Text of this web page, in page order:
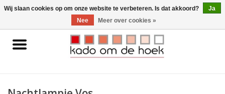
0 Artikelen - €0,00
Home
Wij slaan cookies op om onze website te verbeteren. Is dat akkoord?
Ja
Nee
Meer over cookies »